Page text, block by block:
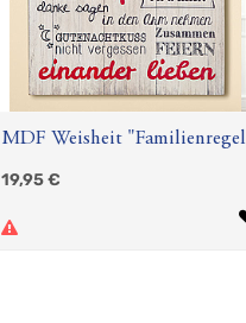
MDF Weisheit
19,95€